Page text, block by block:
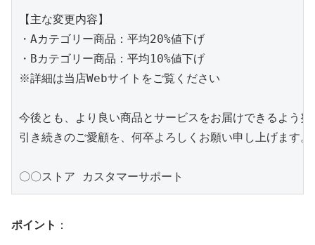
【主な変更内容】
・Aカテゴリー商品：平均20%値下げ
・Bカテゴリー商品：平均10%値下げ
※詳細は当店Webサイトをご覧ください
今後とも、より良い商品とサービスをお届けできるよう
引き続きのご愛顧を、何卒よろしくお願い申し上げます。
ポイント ：